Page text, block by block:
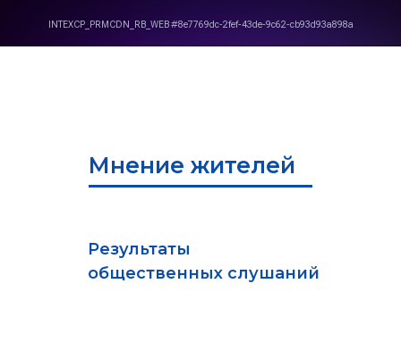
Мнение жителей
Результаты
общественных слушаний